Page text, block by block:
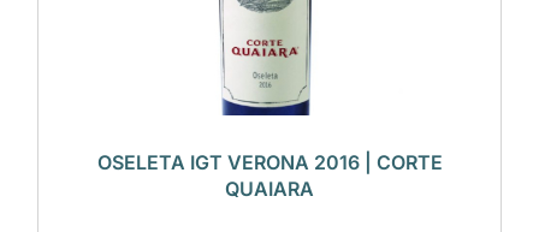
OSELETA IGT VERONA 2016 | CORTE
QUAIARA